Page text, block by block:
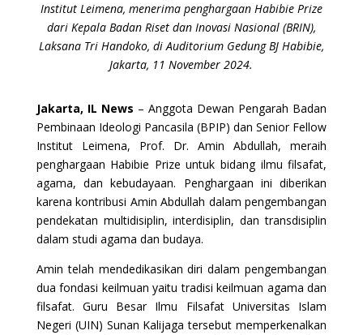
Institut Leimena, menerima penghargaan Habibie Prize
dari Kepala Badan Riset dan Inovasi Nasional (BRIN),
Laksana Tri Handoko, di Auditorium Gedung BJ Habibie,
Jakarta, 11 November 2024.
Jakarta, IL News – Anggota Dewan Pengarah Badan
Pembinaan Ideologi Pancasila (BPIP) dan Senior Fellow
Institut Leimena, Prof. Dr. Amin Abdullah, meraih
penghargaan Habibie Prize untuk bidang ilmu filsafat,
agama, dan kebudayaan. Penghargaan ini diberikan
karena kontribusi Amin Abdullah dalam pengembangan
pendekatan multidisiplin, interdisiplin, dan transdisiplin
dalam studi agama dan budaya.
Amin telah mendedikasikan diri dalam pengembangan
dua fondasi keilmuan yaitu tradisi keilmuan agama dan
filsafat. Guru Besar Ilmu Filsafat Universitas Islam
Negeri (UIN) Sunan Kalijaga tersebut memperkenalkan